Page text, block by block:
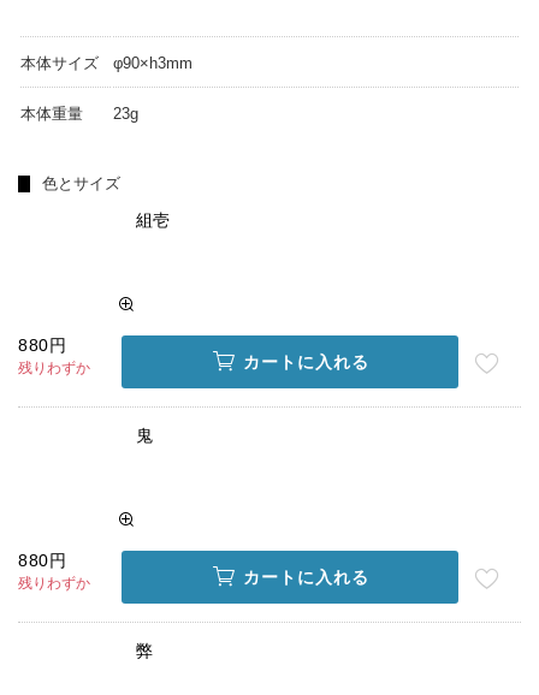
本体サイズ φ90×h3mm
本体重量 23g
色とサイズ
組壱
880円
残りわずか カートに入れる
鬼
880円
残りわずか カートに入れる
弊